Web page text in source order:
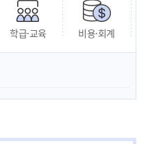
학급·교육 비용·회계